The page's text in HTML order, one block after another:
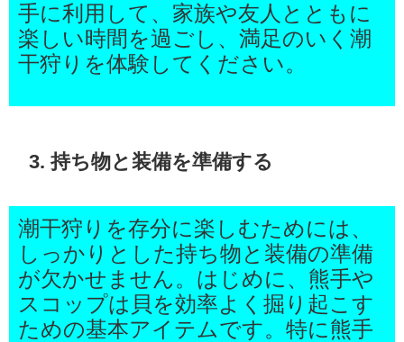
手に利用して、家族や友人とともに
楽しい時間を過ごし、満足のいく潮
干狩りを体験してください。
3. 持ち物と装備を準備する
潮干狩りを存分に楽しむためには、
しっかりとした持ち物と装備の準備
が欠かせません。はじめに、熊手や
スコップは貝を効率よく掘り起こす
ための基本アイテムです。特に熊手